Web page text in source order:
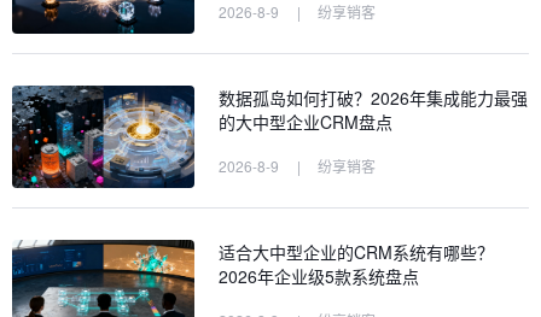
2026-8-9 | 纷享销客
数据孤岛如何打破？2026年集成能力最强
的大中型企业CRM盘点
2026-8-9 | 纷享销客
适合大中型企业的CRM系统有哪些？
2026年企业级5款系统盘点